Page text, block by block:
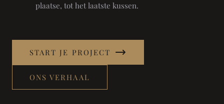
plaatse, tot het laatste kussen.
START JE PROJECT
ONS VERHAAL